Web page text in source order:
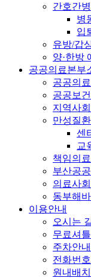
간호간
병
입
유방/갑
양·한방
공공의료본부
공공의
공공보
지역사
만성질
센
교
책임의
부산공
의료사
동부해
이용안내
오시는
무료셔
주차안내
전화번
원내배